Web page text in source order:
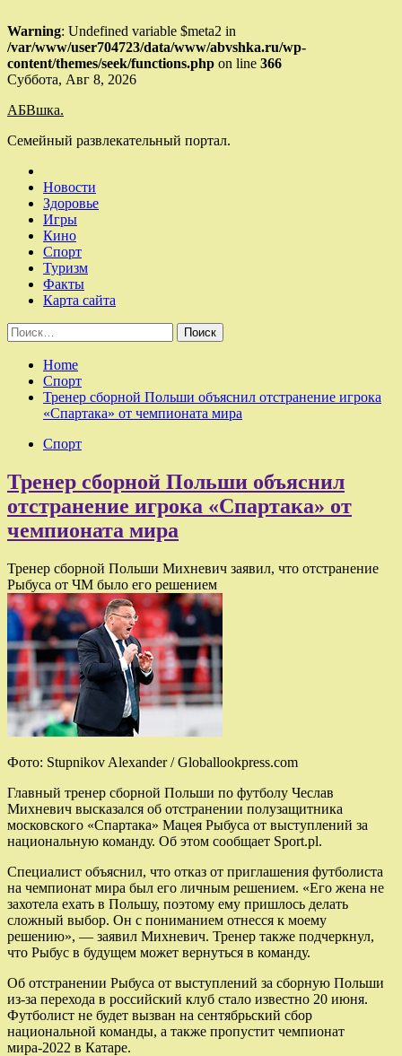
Warning: Undefined variable $meta2 in
/var/www/user704723/data/www/abvshka.ru/wp-
content/themes/seek/functions.php on line 366
Skip
content
Суббота, Авг 8, 2026
АБВшка.
Семейный развлекательный портал.
Новости
Здоровье
Игры
Кино
Спорт
Туризм
Факты
Карта сайта
Найти:
Home
Спорт
Тренер сборной Польши объяснил отстранение игрока
«Спартака» от чемпионата мира
Спорт
Тренер сборной Польши объяснил
отстранение игрока «Спартака» от
чемпионата мира
Тренер сборной Польши Михневич заявил, что отстранение
Рыбуса от ЧМ было его решением
Фото: Stupnikov Alexander / Globallookpress.com
Главный тренер сборной Польши по футболу Чеслав
Михневич высказался об отстранении полузащитника
московского «Спартака» Мацея Рыбуса от выступлений за
национальную команду. Об этом сообщает Sport.pl.
Специалист объяснил, что отказ от приглашения футболиста
на чемпионат мира был его личным решением. «Его жена не
захотела ехать в Польшу, поэтому ему пришлось делать
сложный выбор. Он с пониманием отнесся к моему
решению», — заявил Михневич. Тренер также подчеркнул,
что Рыбус в будущем может вернуться в команду.
Об отстранении Рыбуса от выступлений за сборную Польши
из-за перехода в российский клуб стало известно 20 июня.
Футболист не будет вызван на сентябрьский сбор
национальной команды, а также пропустит чемпионат
мира-2022 в Катаре.